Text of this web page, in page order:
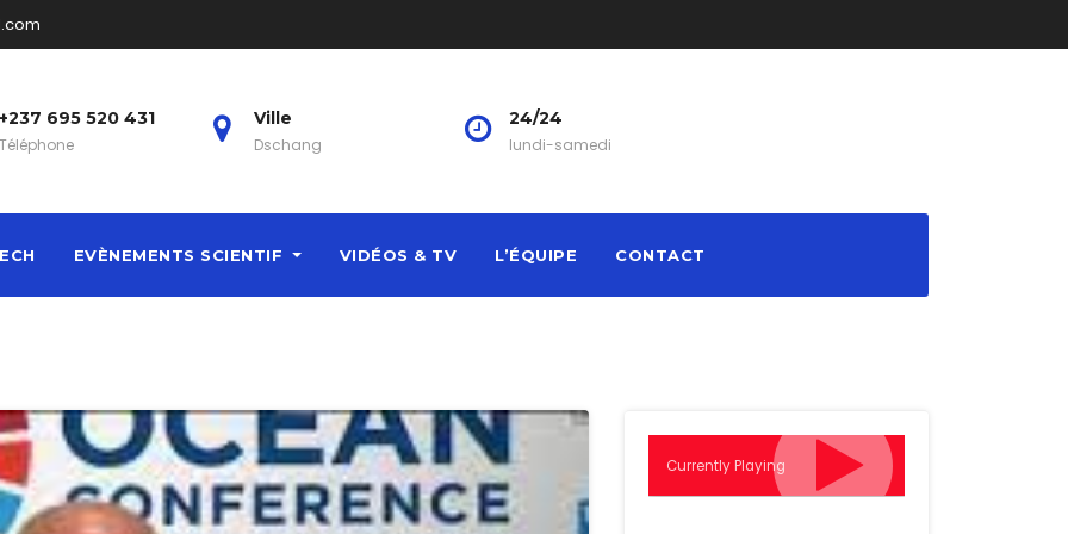
+237 695 520 431
Téléphone
Ville
Dschang
24/24
lundi-samedi
EVÈNEMENTS SCIENTIF VIDÉOS & TV L’ÉQUIPE CONTACT
Currently Playing